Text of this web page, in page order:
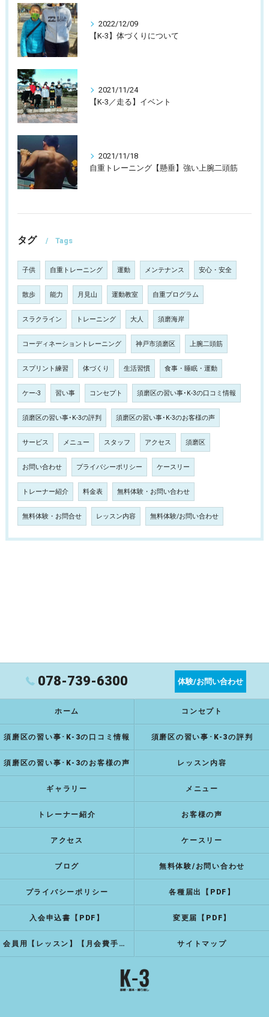
2022/12/09
【K-3】体づくりについて
2021/11/24
【K-3／走る】イベント
2021/11/18
自重トレーニング【懸垂】強い上腕二頭筋
タグ Tags
子供 自重トレーニング 運動 メンテナンス 安心・安全
散歩 能力 月見山 運動教室 自重プログラム
スラクライン トレーニング 大人 須磨海岸
コーディネーショントレーニング 神戸市須磨区 上腕二頭筋
スプリント練習 体づくり 生活習慣 食事・睡眠・運動
ケー-3 習い事 コンセプト 須磨区の習い事･K-3の口コミ情報
須磨区の習い事･K-3の評判 須磨区の習い事･K-3のお客様の声
サービス メニュー スタッフ アクセス 須磨区
お問い合わせ プライバシーポリシー ケースリー
トレーナー紹介 料金表 無料体験・お問い合わせ
無料体験・お問合せ レッスン内容 無料体験/お問い合わせ
078-739-6300 体験/お問い合わせ
ホーム コンセプト
須磨区の習い事･K-3の口コミ情報 須磨区の習い事･K-3の評判
須磨区の習い事･K-3のお客様の声 レッスン内容
ギャラリー メニュー
トレーナー紹介 お客様の声
アクセス ケースリー
ブログ 無料体験/お問い合わせ
プライバシーポリシー 各種届出【PDF】
入会申込書【PDF】 変更届【PDF】
会員用【レッスン】【月会費手続き】 サイトマップ